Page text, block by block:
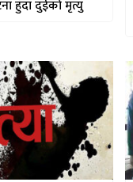
हुँदा दुईको मृत्यु